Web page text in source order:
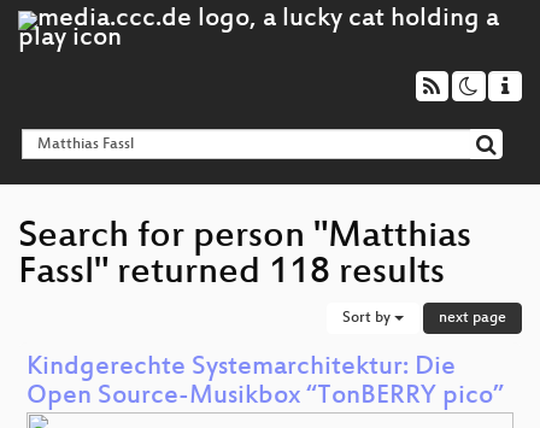
Search for person "Matthias
Fassl" returned 118 results
Sort by next page
Kindgerechte Systemarchitektur: Die
Open Source-Musikbox “TonBERRY pico”